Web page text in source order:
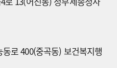
로 400(중곡동) 보건복지행